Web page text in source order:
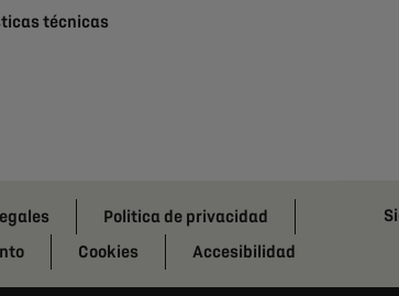
técnicas
Politica de privacidad
Cookies Accesibilidad